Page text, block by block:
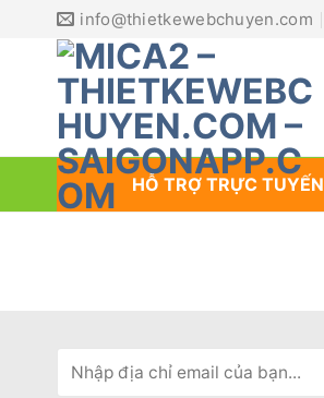
info@thietkewebchuyen.com
HỖ TRỢ TRỰC TUYẾN